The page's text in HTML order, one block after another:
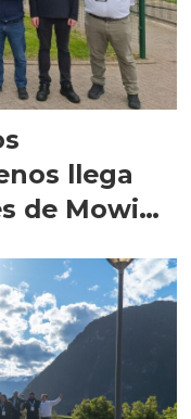
llega
de Mowi